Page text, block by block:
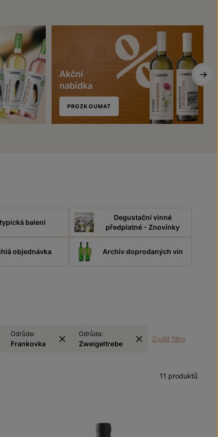
Akční
nabídka
PROZKOUMAT
baleni
Degustační vinné
předplatné - Znovínky
objednávka Archiv doprodaných vín
Odrůda:
Frankovka
Odrůda:
Zweigeltrebe
Zrušit filtry
11 produktů